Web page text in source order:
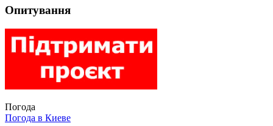
Опитування
Погода
Погода в Киеве